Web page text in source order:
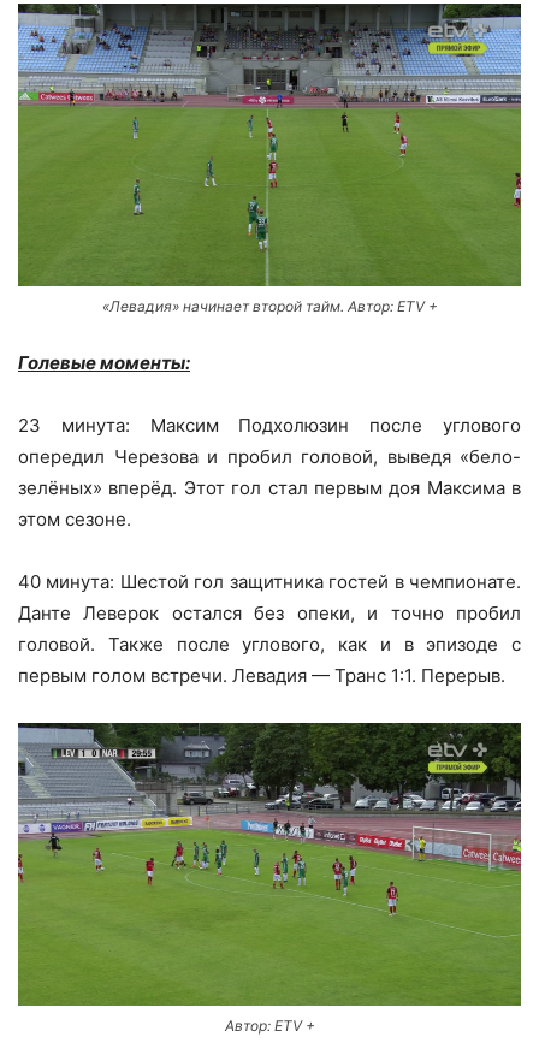
«Левадия» начинает второй тайм. Автор: ETV +
Голевые моменты:
23 минута: Максим Подхолюзин после углового
опередил Черезова и пробил головой, выведя «бело-
зелёных» вперёд. Этот гол стал первым доя Максима в
этом сезоне.
40 минута: Шестой гол защитника гостей в чемпионате.
Данте Леверок остался без опеки, и точно пробил
головой. Также после углового, как и в эпизоде с
первым голом встречи. Левадия — Транс 1:1. Перерыв.
Автор: ETV +